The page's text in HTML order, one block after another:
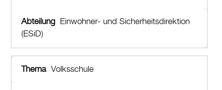
Einwohner- und Sicherheitsdirektion
(ESiD)
Volksschule